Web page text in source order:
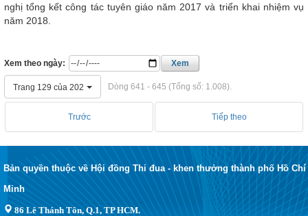
nghị tổng kết công tác tuyên giáo năm 2017 và triển khai nhiệm vụ
năm 2018.
Xem theo ngày: Xem
Trang 129 của 202 Dòng 641 - 645 (Tổng số: 1.008).
Trước Tiếp theo
Bản quyền thuộc về Hội đồng Thi đua - khen thưởng thành phố Hồ Chí
Minh
86 Lê Thánh Tôn, Q.1, TP HCM.